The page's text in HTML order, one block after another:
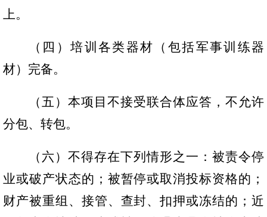
董事
上。
（四）培训各类器材（包括军事训练器
材）完备。
（五）本项目不接受联合体应答，不允许
分包、转包。
（六）不得存在下列情形之一：被责令停
业或破产状态的；被暂停或取消投标资格的；
财产被重组、接管、查封、扣押或冻结的；近